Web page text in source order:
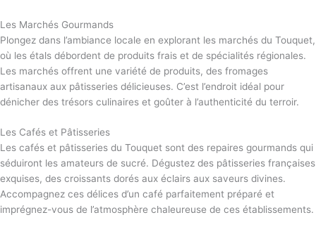
Les Marchés Gourmands
Plongez dans l’ambiance locale en explorant les marchés du Touquet,
où les étals débordent de produits frais et de spécialités régionales.
Les marchés offrent une variété de produits, des fromages
artisanaux aux pâtisseries délicieuses. C’est l’endroit idéal pour
dénicher des trésors culinaires et goûter à l’authenticité du terroir.
Les Cafés et Pâtisseries
Les cafés et pâtisseries du Touquet sont des repaires gourmands qui
séduiront les amateurs de sucré. Dégustez des pâtisseries françaises
exquises, des croissants dorés aux éclairs aux saveurs divines.
Accompagnez ces délices d’un café parfaitement préparé et
imprégnez-vous de l’atmosphère chaleureuse de ces établissements.